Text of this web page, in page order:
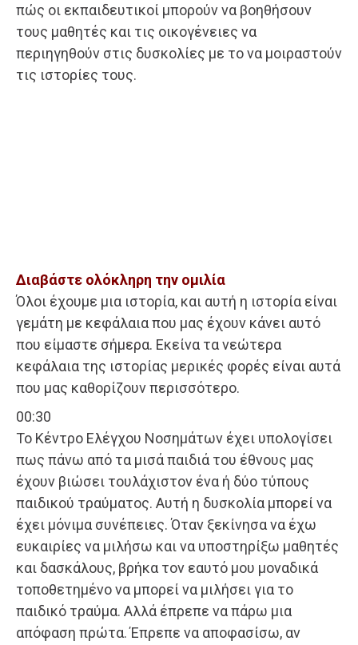
πώς οι εκπαιδευτικοί μπορούν να βοηθήσουν
τους μαθητές και τις οικογένειες να
περιηγηθούν στις δυσκολίες με το να μοιραστούν
τις ιστορίες τους.
Διαβάστε ολόκληρη την ομιλία
Όλοι έχουμε μια ιστορία, και αυτή η ιστορία είναι
γεμάτη με κεφάλαια που μας έχουν κάνει αυτό
που είμαστε σήμερα. Εκείνα τα νεώτερα
κεφάλαια της ιστορίας μερικές φορές είναι αυτά
που μας καθορίζουν περισσότερο.
00:30
Το Κέντρο Ελέγχου Νοσημάτων έχει υπολογίσει
πως πάνω από τα μισά παιδιά του έθνους μας
έχουν βιώσει τουλάχιστον ένα ή δύο τύπους
παιδικού τραύματος. Αυτή η δυσκολία μπορεί να
έχει μόνιμα συνέπειες. Όταν ξεκίνησα να έχω
ευκαιρίες να μιλήσω και να υποστηρίξω μαθητές
και δασκάλους, βρήκα τον εαυτό μου μοναδικά
τοποθετημένο να μπορεί να μιλήσει για το
παιδικό τραύμα. Αλλά έπρεπε να πάρω μια
απόφαση πρώτα. Έπρεπε να αποφασίσω, αν